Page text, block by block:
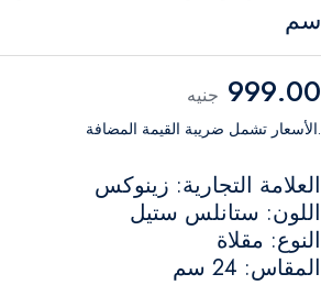
سم
999.00 جنيه
.الأسعار تشمل ضريبة القيمة المضافة
العلامة التجارية: زينوكس
اللون: ستانلس ستيل
النوع: مقلاة
المقاس: 24 سم